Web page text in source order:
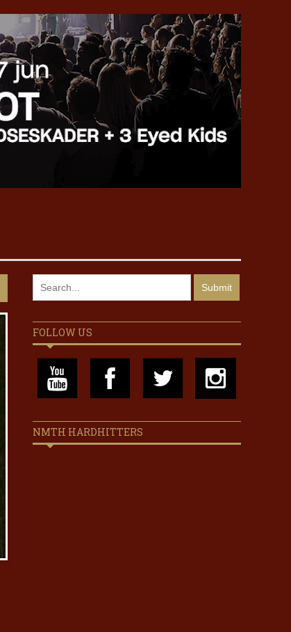
FOLLOW US
NMTH HARDHITTERS